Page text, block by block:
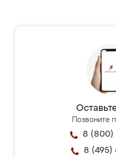
Позвоните
8 (800)
8 (495)